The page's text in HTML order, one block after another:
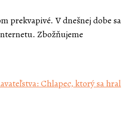
prekvapivé. V dnešnej dobe sa
Zbožňujeme